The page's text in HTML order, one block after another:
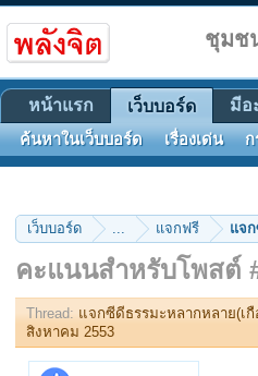
เว็บบอร์ด ... แจกฟรี แจ
คะแนนสำหรับโพสต์
Thread: แจกซีดีธรรมะหลากหลาย(เกื
สิงหาคม 2553
ชุมช
หน้าแรก เว็บบอร์ด
ค้นหาในเว็บบอร์ด เรื่องเด่น ก
มีอ